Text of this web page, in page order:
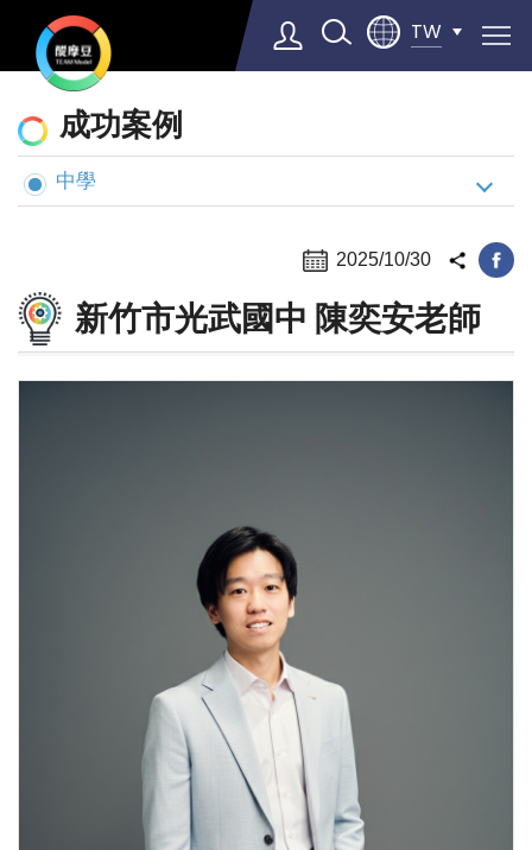
TW
▼
態
與
案
成功案例
中學
2025/10/30
新竹市光武國中 陳奕安老師